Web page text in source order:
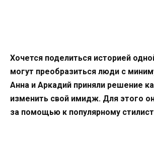
Хочется поделиться историей
могут преобразиться люди с
Анна и Аркадий приняли решение
изменить свой имидж. Для этого
за помощью к популярному